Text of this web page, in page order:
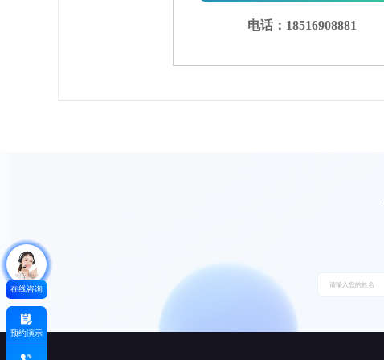
电话：18516908881
在线咨询
预约演示